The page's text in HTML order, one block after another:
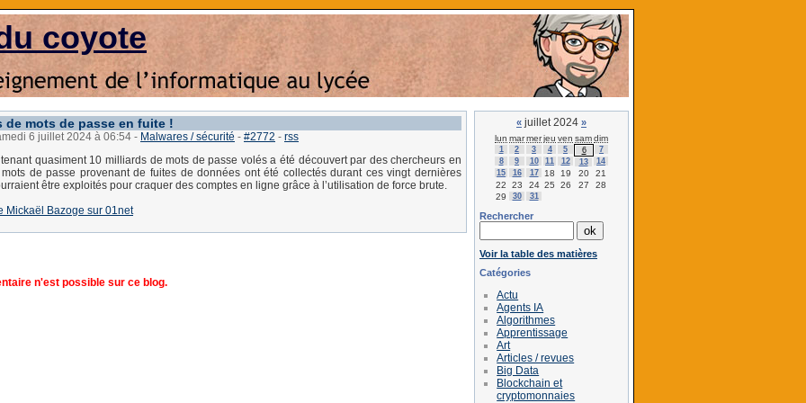
coyote
de mots de passe en fuite !
6 juillet 2024 à 06:54 - Malwares / sécurité - #2772 - rss
quasiment 10 milliards de mots de passe volés a été découvert par des chercheurs en
de passe provenant de fuites de données ont été collectés durant ces vingt dernières
être exploités pour craquer des comptes en ligne grâce à l’utilisation de force brute.
Mickaël Bazoge sur 01net
n'est possible sur ce blog.
« juillet 2024 »
lun marmerjeu ven samdim
1 2 3 4 5 6
7
8
9 10 11 12 13
14
15
16 17 18 19 20
21
22
23 24 25 26 27
28
29
30 31
Rechercher
Voir la table des matières
Catégories
Actu
Agents IA
Algorithmes
Apprentissage
Art
Articles / revues
Big Data
Blockchain et
cryptomonnaies